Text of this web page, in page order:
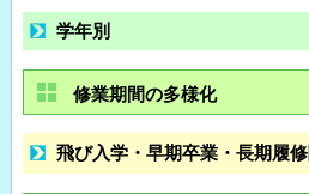
学年別
修業期間の多様化
飛び入学・早期卒業・長期履修